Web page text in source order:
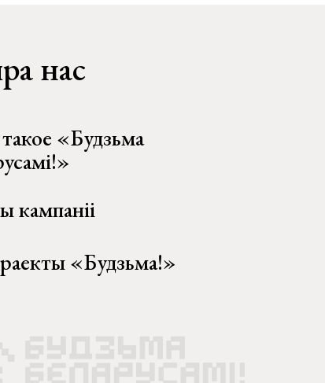
нас
«Будзьма
кампаніі
«Будзьма!»